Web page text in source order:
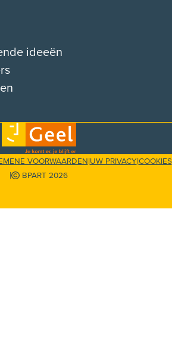
ideeën
VOORWAARDEN|UW PRIVACY|COOKIES
| BPART 2026